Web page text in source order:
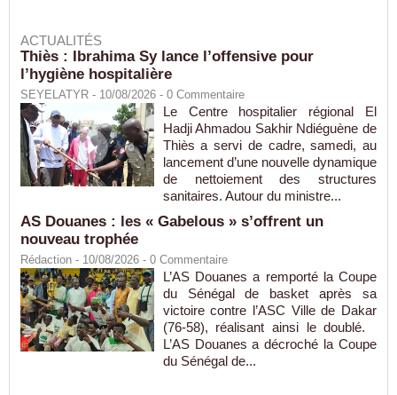
ACTUALITÉS
Thiès : Ibrahima Sy lance l’offensive pour
l’hygiène hospitalière
SEYELATYR - 10/08/2026 - 0 Commentaire
Le Centre hospitalier régional El
Hadji Ahmadou Sakhir Ndiéguène de
Thiès a servi de cadre, samedi, au
lancement d’une nouvelle dynamique
de nettoiement des structures
sanitaires. Autour du ministre...
AS Douanes : les « Gabelous » s’offrent un
nouveau trophée
Rédaction - 10/08/2026 - 0 Commentaire
L’AS Douanes a remporté la Coupe
du Sénégal de basket après sa
victoire contre l’ASC Ville de Dakar
(76-58), réalisant ainsi le doublé.
L’AS Douanes a décroché la Coupe
du Sénégal de...